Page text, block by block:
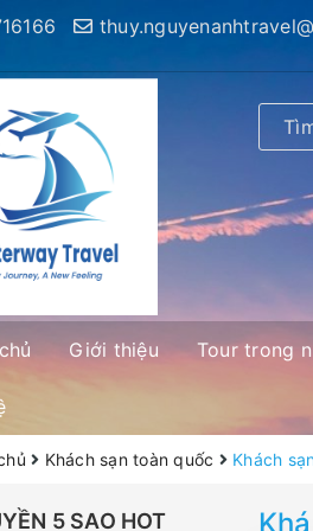
Giới thiệu Tour trong
Khách sạn toàn quốc Khách
5 SAO HOT